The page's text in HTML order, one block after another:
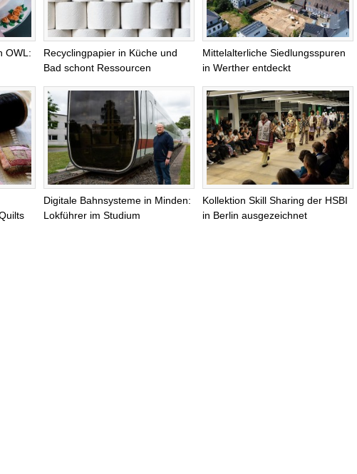
OWL:
Recyclingpapier in Küche und
Bad schont Ressourcen
Mittelalterliche Siedlungsspuren
in Werther entdeckt
Digitale Bahnsysteme in Minden:
Lokführer im Studium
Kollektion Skill Sharing der HSBI
in Berlin ausgezeichnet